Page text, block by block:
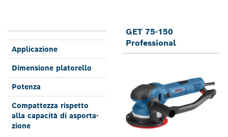
Applica­zione
Dimen­sione platorel­lo
Potenza
Compat­tezza rispetto
alla ca­pacità di asporta­
zione
GET 75-150
Professional